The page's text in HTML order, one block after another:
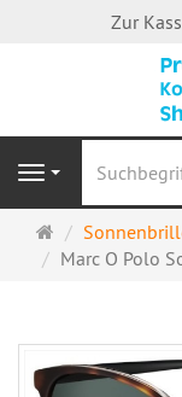
Zur
Navigation
Startseite
Marc O Polo